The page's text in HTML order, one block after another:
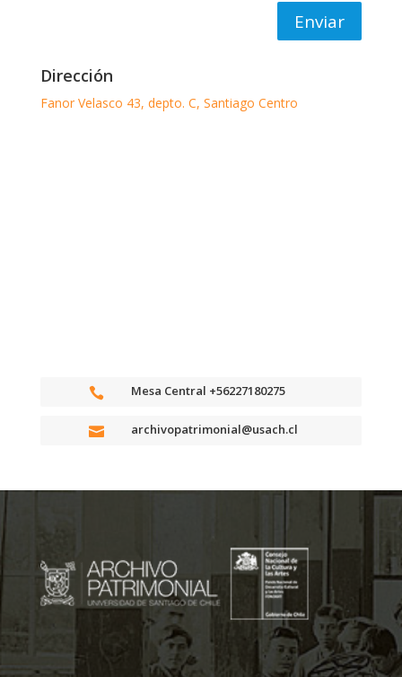
Enviar
Dirección
Fanor Velasco 43, depto. C, Santiago Centro
 Mesa Central +56227180275
 archivopatrimonial@usach.cl